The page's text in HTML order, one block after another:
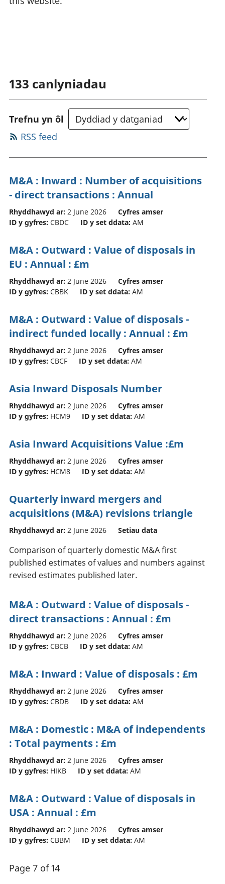
133 canlyniadau
Trefnu yn ôl
RSS feed
M&A : Inward : Number of acquisitions
- direct transactions : Annual
Rhyddhawyd ar: 2 June 2026
Cyfres amser
ID y gyfres: CBDC ID y set ddata: AM
M&A : Outward : Value of disposals in
EU : Annual : £m
Rhyddhawyd ar: 2 June 2026
Cyfres amser
ID y gyfres: CBBK ID y set ddata: AM
M&A : Outward : Value of disposals -
indirect funded locally : Annual : £m
Rhyddhawyd ar: 2 June 2026
Cyfres amser
ID y gyfres: CBCF ID y set ddata: AM
Asia Inward Disposals Number
Rhyddhawyd ar: 2 June 2026
Cyfres amser
ID y gyfres: HCM9 ID y set ddata: AM
Asia Inward Acquisitions Value :£m
Rhyddhawyd ar: 2 June 2026
Cyfres amser
ID y gyfres: HCM8 ID y set ddata: AM
Quarterly inward mergers and
acquisitions (M&A) revisions triangle
Rhyddhawyd ar: 2 June 2026 Setiau data
Comparison of quarterly domestic M&A first
published estimates of values and numbers against
revised estimates published later.
M&A : Outward : Value of disposals -
direct transactions : Annual : £m
Rhyddhawyd ar: 2 June 2026
Cyfres amser
ID y gyfres: CBCB ID y set ddata: AM
M&A : Inward : Value of disposals : £m
Rhyddhawyd ar: 2 June 2026
Cyfres amser
ID y gyfres: CBDB ID y set ddata: AM
M&A : Domestic : M&A of independents
: Total payments : £m
Rhyddhawyd ar: 2 June 2026
Cyfres amser
ID y gyfres: HIKB ID y set ddata: AM
M&A : Outward : Value of disposals in
USA : Annual : £m
Rhyddhawyd ar: 2 June 2026
Cyfres amser
ID y gyfres: CBBM ID y set ddata: AM
Page 7 of 14